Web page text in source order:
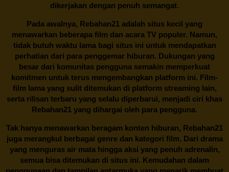
dikerjakan dengan penuh semangat.
Pada awalnya, Rebahan21 adalah situs kecil yang
menawarkan beberapa film dan acara TV populer. Namun,
tidak butuh waktu lama bagi situs ini untuk mendapatkan
perhatian dari para penggemar hiburan. Dukungan yang
besar dari komunitas pengguna semakin memperkuat
komitmen untuk terus mengembangkan platform ini. Film-
film lama yang sulit ditemukan di platform streaming lain,
serta rilisan terbaru yang selalu diperbarui, menjadi ciri khas
Rebahan21 yang dihargai oleh para pengguna.
Tak hanya menawarkan beragam konten hiburan, Rebahan21
juga merangkul berbagai genre dan kategori film. Dari drama
yang menguras air mata hingga aksi yang penuh adrenalin,
semua bisa ditemukan di situs ini. Kemudahan dalam